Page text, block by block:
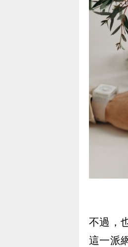
不過，
這一派